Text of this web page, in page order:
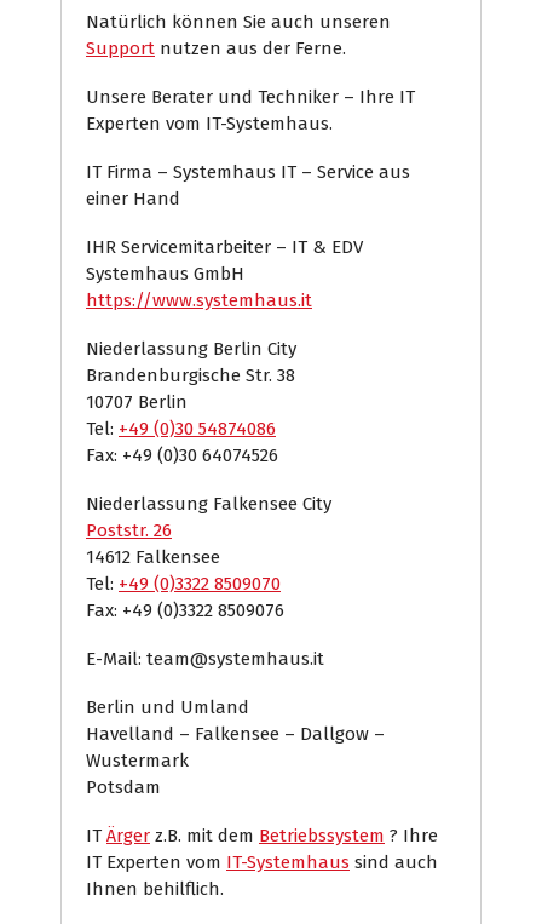
Natürlich können Sie auch unseren
Support nutzen aus der Ferne.
Unsere Berater und Techniker – Ihre IT
Experten vom IT-Systemhaus.
IT Firma – Systemhaus IT – Service aus
einer Hand
IHR Servicemitarbeiter – IT & EDV
Systemhaus GmbH
https://www.systemhaus.it
Niederlassung Berlin City
Brandenburgische Str. 38
10707 Berlin
Tel: +49 (0)30 54874086
Fax: +49 (0)30 64074526
Niederlassung Falkensee City
Poststr. 26
14612 Falkensee
Tel: +49 (0)3322 8509070
Fax: +49 (0)3322 8509076
E-Mail: team@systemhaus.it
Berlin und Umland
Havelland – Falkensee – Dallgow –
Wustermark
Potsdam
IT Ärger z.B. mit dem Betriebssystem ? Ihre
IT Experten vom IT-Systemhaus sind auch
Ihnen behilflich.